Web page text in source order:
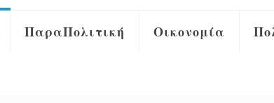
ΠαραΠολιτική Οικονομία